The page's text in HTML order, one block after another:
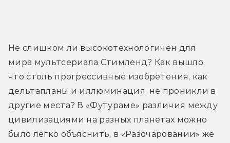
Не слишком ли высокотехнологичен для
мира мультсериала Стимленд? Как вышло,
что столь прогрессивные изобретения, как
дельтапланы и иллюминация, не проникли в
другие места? В «Футураме» различия между
цивилизациями на разных планетах можно
было легко объяснить, в «Разочаровании» же